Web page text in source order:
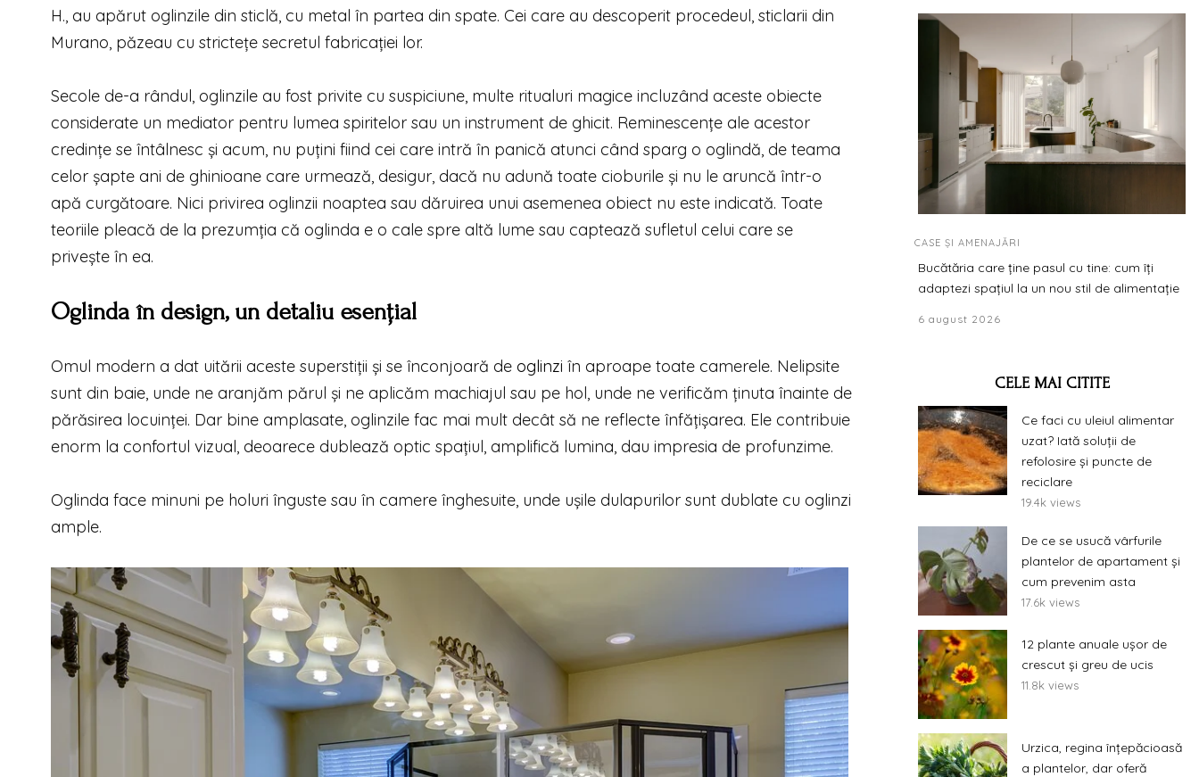
H., au apărut oglinzile din sticlă, cu metal în partea din spate. Cei care au descoperit procedeul, sticlarii din
Murano, păzeau cu strictețe secretul fabricației lor.
Secole de-a rândul, oglinzile au fost privite cu suspiciune, multe ritualuri magice incluzând aceste obiecte
considerate un mediator pentru lumea spiritelor sau un instrument de ghicit. Reminescențe ale acestor
credințe se întâlnesc și acum, nu puțini fiind cei care intră în panică atunci când sparg o oglindă, de teama
celor șapte ani de ghinioane care urmează, desigur, dacă nu adună toate cioburile și nu le aruncă într-o
apă curgătoare. Nici privirea oglinzii noaptea sau dăruirea unui asemenea obiect nu este indicată. Toate
teoriile pleacă de la prezumția că oglinda e o cale spre altă lume sau captează sufletul celui care se
privește în ea.
Oglinda în design, un detaliu esențial
Omul modern a dat uitării aceste superstiții și se înconjoară de oglinzi în aproape toate camerele. Nelipsite
sunt din baie, unde ne aranjăm părul și ne aplicăm machiajul sau pe hol, unde ne verificăm ținuta înainte de
părăsirea locuinței. Dar bine amplasate, oglinzile fac mai mult decât să ne reflecte înfățișarea. Ele contribuie
enorm la confortul vizual, deoarece dublează optic spațiul, amplifică lumina, dau impresia de profunzime.
Oglinda face minuni pe holuri înguste sau în camere înghesuite, unde ușile dulapurilor sunt dublate cu oglinzi
ample.
CASE ȘI AMENAJĂRI
Bucătăria care ține pasul cu tine: cum îți
adaptezi spațiul la un nou stil de alimentație
6 august 2026
CELE MAI CITITE
Ce faci cu uleiul alimentar
uzat? Iată soluții de
refolosire și puncte de
reciclare
19.4k views
De ce se usucă vârfurile
plantelor de apartament și
cum prevenim asta
17.6k views
12 plante anuale ușor de
crescut și greu de ucis
11.8k views
Urzica, regina înțepăcioasă
a plantelor, dar oferă